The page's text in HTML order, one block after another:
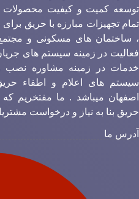
کمیت و کیفیت محصولات
تجهیزات مبارزه با حریق
ساختمان های مسکونی و
در زمینه سیستم های
در زمینه مشاوره
های اعلام و اطفاء
میباشد . ما مفتخریم که
بنا به نیاز و درخواست
ما